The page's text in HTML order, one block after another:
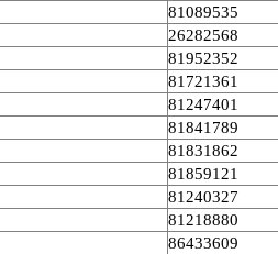
81089535
26282568
81952352
81721361
81247401
81841789
81831862
81859121
81240327
81218880
86433609